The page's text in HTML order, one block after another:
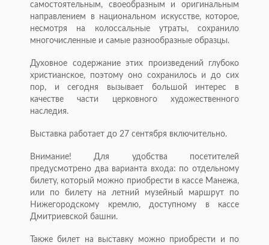
самостоятельным, своеобразным и оригинальным
направлением в национальном искусстве, которое,
несмотря на колоссальные утраты, сохранило
многочисленные и самые разнообразные образцы.
Духовное содержание этих произведений глубоко
христианское, поэтому оно сохранилось и до сих
пор, и сегодня вызывает большой интерес в
качестве части церковного художественного
наследия.
Выставка работает до 27 сентября включительно.
Внимание! Для удобства посетителей
предусмотрено два варианта входа: по отдельному
билету, который можно приобрести в кассе Манежа,
или по билету на летний музейный маршрут по
Нижегородскому кремлю, доступному в кассе
Дмитриевской башни.
Также билет на выставку можно приобрести и по